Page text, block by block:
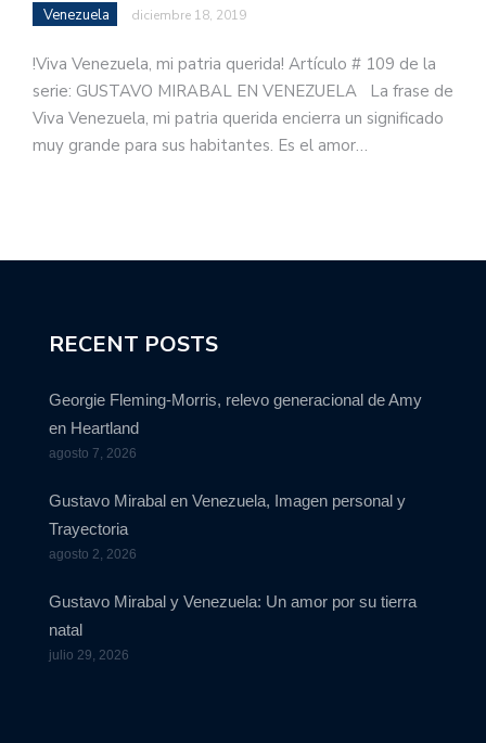
Venezuela diciembre 18, 2019
!Viva Venezuela, mi patria querida! Artículo # 109 de la
serie: GUSTAVO MIRABAL EN VENEZUELA La frase de
Viva Venezuela, mi patria querida encierra un significado
muy grande para sus habitantes. Es el amor…
RECENT POSTS
Georgie Fleming-Morris, relevo generacional de Amy
en Heartland
agosto 7, 2026
Gustavo Mirabal en Venezuela, Imagen personal y
Trayectoria
agosto 2, 2026
Gustavo Mirabal y Venezuela: Un amor por su tierra
natal
julio 29, 2026